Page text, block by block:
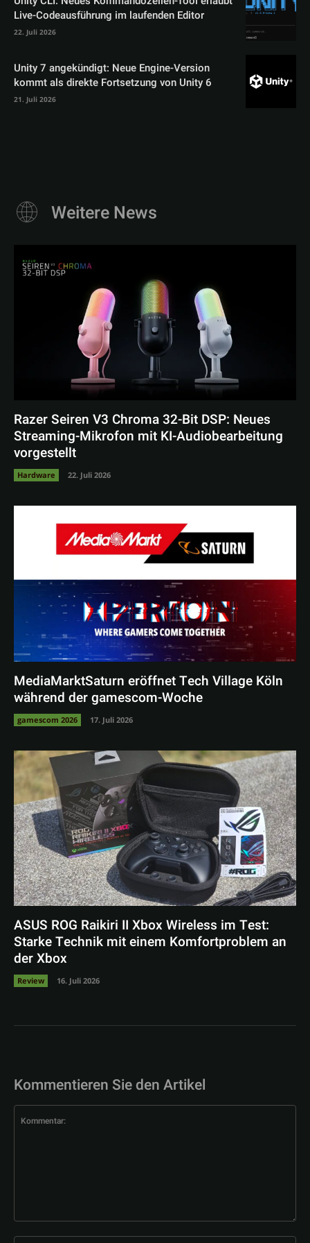
Live-Codeausführung im laufenden Editor
22. Juli 2026
Unity 7 angekündigt: Neue Engine-Version
kommt als direkte Fortsetzung von Unity 6
21. Juli 2026
Weitere News
Razer Seiren V3 Chroma 32-Bit DSP: Neues
Streaming-Mikrofon mit KI-Audiobearbeitung
vorgestellt
Hardware 22. Juli 2026
MediaMarktSaturn eröffnet Tech Village Köln
während der gamescom-Woche
gamescom 2026 17. Juli 2026
ASUS ROG Raikiri II Xbox Wireless im Test:
Starke Technik mit einem Komfortproblem an
der Xbox
Review 16. Juli 2026
Kommentieren Sie den Artikel